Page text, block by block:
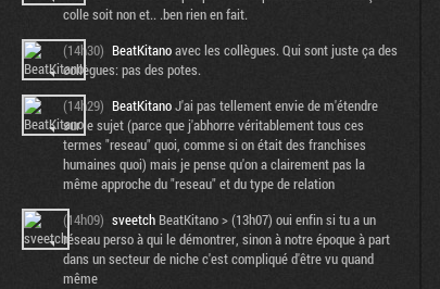
colle soit non et.. .ben rien en fait.
(14h30) BeatKitanoavec les collègues. Qui sont juste ça des
collègues: pas des potes.
(14h29) BeatKitanoJ'ai pas tellement envie de m'étendre
sur le sujet (parce que j'abhorre véritablement tous ces
termes "reseau" quoi, comme si on était des franchises
humaines quoi) mais je pense qu'on a clairement pas la
même approche du "reseau" et du type de relation
(14h09) sveetch BeatKitano > (13h07) oui enfin si tu a un
réseau perso à qui le démontrer, sinon à notre époque à part
dans un secteur de niche c'est compliqué d'être vu quand
même